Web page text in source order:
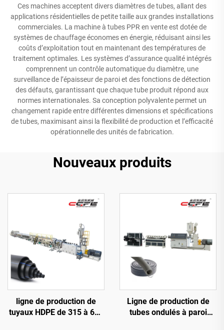
Ces machines acceptent divers diamètres de tubes, allant des
applications résidentielles de petite taille aux grandes installations
commerciales. La machine à tubes PPR en vente est dotée de
systèmes de chauffage économes en énergie, réduisant ainsi les
coûts d’exploitation tout en maintenant des températures de
traitement optimales. Les systèmes d’assurance qualité intégrés
comprennent un contrôle automatique du diamètre, une
surveillance de l’épaisseur de paroi et des fonctions de détection
des défauts, garantissant que chaque tube produit répond aux
normes internationales. Sa conception polyvalente permet un
changement rapide entre différentes dimensions et spécifications
de tubes, maximisant ainsi la flexibilité de production et l’efficacité
opérationnelle des unités de fabrication.
Nouveaux produits
ligne de production de
tuyaux HDPE de 315 à 630
Ligne de production de
tubes ondulés à paroi